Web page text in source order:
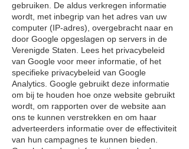
gebruiken. De aldus verkregen informatie
wordt, met inbegrip van het adres van uw
computer (IP-adres), overgebracht naar en
door Google opgeslagen op servers in de
Verenigde Staten. Lees het privacybeleid
van Google voor meer informatie, of het
specifieke privacybeleid van Google
Analytics. Google gebruikt deze informatie
om bij te houden hoe onze website gebruikt
wordt, om rapporten over de website aan
ons te kunnen verstrekken en om haar
adverteerders informatie over de effectiviteit
van hun campagnes te kunnen bieden.